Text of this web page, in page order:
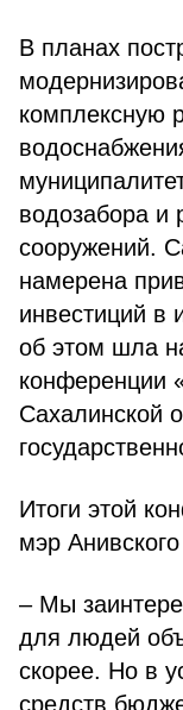
В планах
комплексную
водозабора и
сооружений.
намерена
инвестиций в
об этом шла
конференции
Сахалинской
Итоги этой
мэр
– Мы
для людей
скорее. Но в
средств